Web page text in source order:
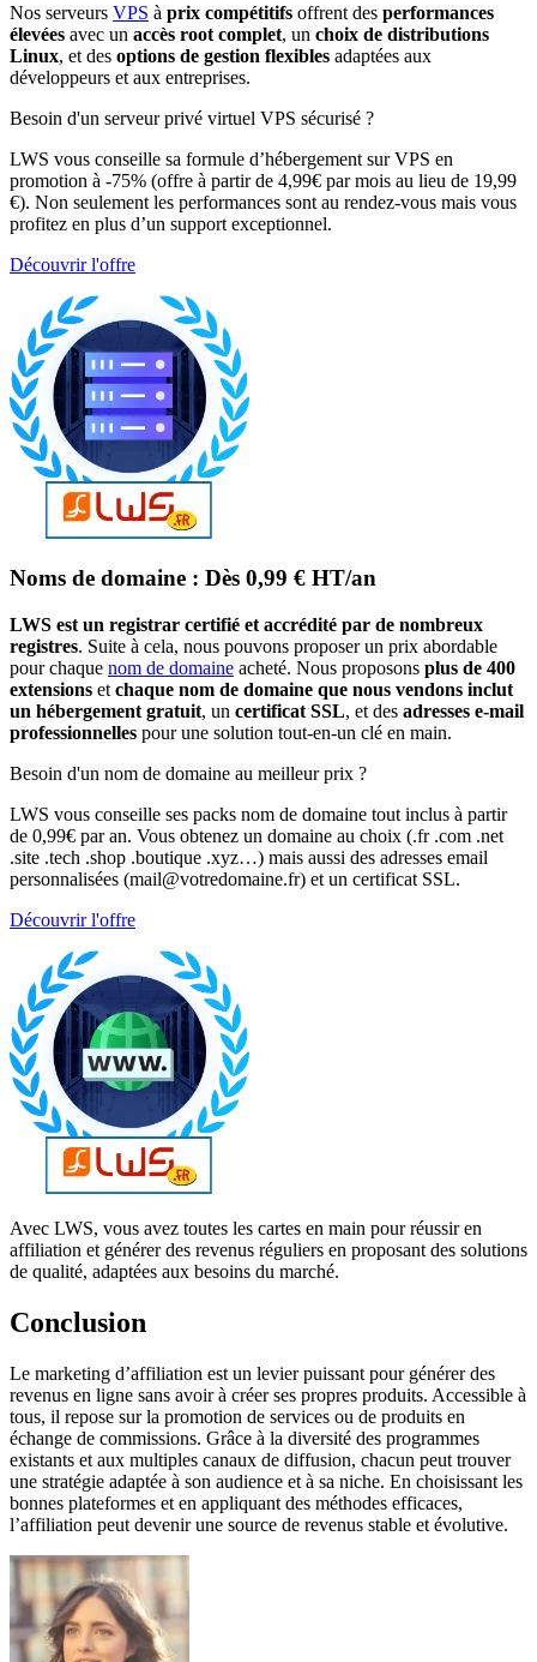
Nos serveurs VPS à prix compétitifs offrent des performances
élevées avec un accès root complet, un choix de distributions
Linux, et des options de gestion flexibles adaptées aux
développeurs et aux entreprises.
Besoin d'un serveur privé virtuel VPS sécurisé ?
LWS vous conseille sa formule d’hébergement sur VPS en
promotion à -75% (offre à partir de 4,99€ par mois au lieu de 19,99
€). Non seulement les performances sont au rendez-vous mais vous
profitez en plus d’un support exceptionnel.
Découvrir l'offre
Noms de domaine : Dès 0,99 € HT/an
LWS est un registrar certifié et accrédité par de nombreux
registres. Suite à cela, nous pouvons proposer un prix abordable
pour chaque nom de domaine acheté. Nous proposons plus de 400
extensions et chaque nom de domaine que nous vendons inclut
un hébergement gratuit, un certificat SSL, et des adresses e-mail
professionnelles pour une solution tout-en-un clé en main.
Besoin d'un nom de domaine au meilleur prix ?
LWS vous conseille ses packs nom de domaine tout inclus à partir
de 0,99€ par an. Vous obtenez un domaine au choix (.fr .com .net
.site .tech .shop .boutique .xyz…) mais aussi des adresses email
personnalisées (mail@votredomaine.fr) et un certificat SSL.
Découvrir l'offre
Avec LWS, vous avez toutes les cartes en main pour réussir en
affiliation et générer des revenus réguliers en proposant des solutions
de qualité, adaptées aux besoins du marché.
Conclusion
Le marketing d’affiliation est un levier puissant pour générer des
revenus en ligne sans avoir à créer ses propres produits. Accessible à
tous, il repose sur la promotion de services ou de produits en
échange de commissions. Grâce à la diversité des programmes
existants et aux multiples canaux de diffusion, chacun peut trouver
une stratégie adaptée à son audience et à sa niche. En choisissant les
bonnes plateformes et en appliquant des méthodes efficaces,
l’affiliation peut devenir une source de revenus stable et évolutive.